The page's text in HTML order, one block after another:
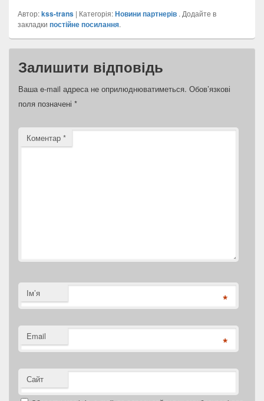
Автор:kss-trans | Категорія:Новини партнерів . Додайте в
закладки постійне посилання.
Залишити відповідь
Ваша e-mail адреса не оприлюднюватиметься. Обов’язкові
поля позначені *
Коментар *
Ім’я *
Email *
Сайт